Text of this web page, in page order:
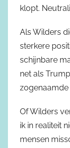
klopt.
Als Wilders
sterkere
schijnbare
net als
zogenaamde
Of Wilders
ik in realiteit
mensen